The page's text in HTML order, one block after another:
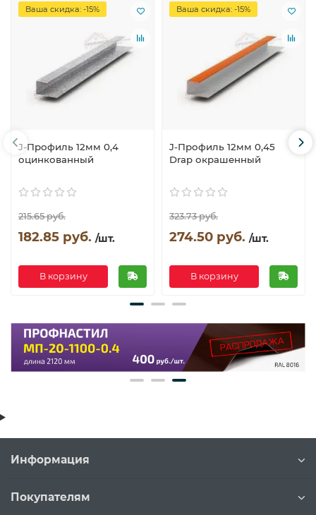
Ваша скидка: -15%
J-Профиль 12мм 0,4
оцинкованный
215.65 руб.
182.85 руб. /шт.
В корзину
Ваша скидка: -15%
J-Профиль 12мм 0,45
Drap окрашенный
323.73 руб.
274.50 руб. /шт.
В корзину
Информация
Покупателям